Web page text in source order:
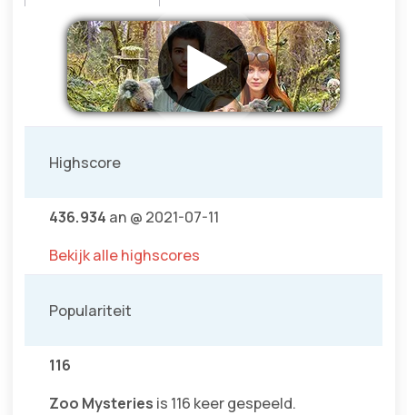
Highscore
436.934 an @ 2021-07-11
Bekijk alle highscores
Populariteit
116
Zoo Mysteries is 116 keer gespeeld.